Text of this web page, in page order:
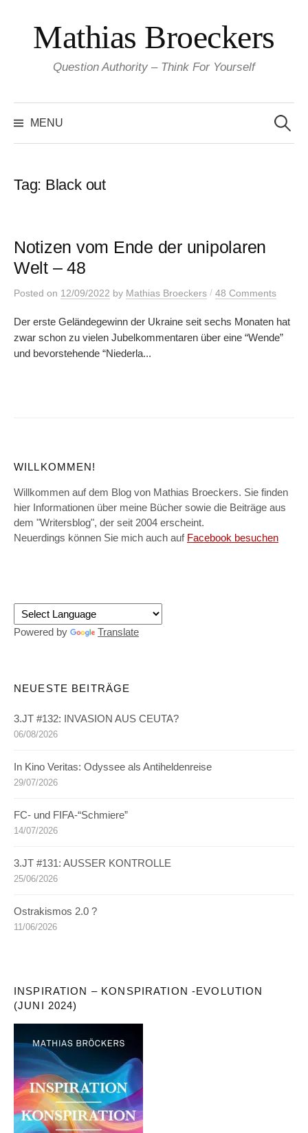
content
Mathias Broeckers
Question Authority – Think For Yourself
MENU
for:
Tag: Black out
Notizen vom Ende der unipolaren
Welt – 48
Posted on 12/09/2022 by Mathias Broeckers / 48 Comments
Der erste Geländegewinn der Ukraine seit sechs Monaten hat
zwar schon zu vielen Jubelkommentaren über eine “Wende”
und bevorstehende “Niederla...
WILLKOMMEN!
Willkommen auf dem Blog von Mathias Broeckers. Sie finden
hier Informationen über meine Bücher sowie die Beiträge aus
dem "Writersblog", der seit 2004 erscheint.
Neuerdings können Sie mich auch auf Facebook besuchen
Powered by Translate
NEUESTE BEITRÄGE
3.JT #132: INVASION AUS CEUTA?
06/08/2026
In Kino Veritas: Odyssee als Antiheldenreise
29/07/2026
FC- und FIFA-“Schmiere”
14/07/2026
3.JT #131: AUSSER KONTROLLE
25/06/2026
Ostrakismos 2.0 ?
11/06/2026
INSPIRATION – KONSPIRATION -EVOLUTION
(JUNI 2024)